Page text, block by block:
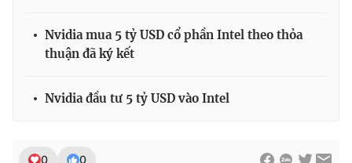
Nvidia mua 5 tỷ USD cổ phần Intel theo thỏa
thuận đã ký kết
Nvidia đầu tư 5 tỷ USD vào Intel
0 0